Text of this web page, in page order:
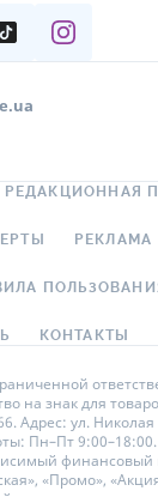
РЕДАКЦИОННАЯ
РЕКЛАМА
КОНТАКТЫ
на знак для
Адрес: ул.
Пн–Пт 9:00–18:00.
финансовый
«Промо»,